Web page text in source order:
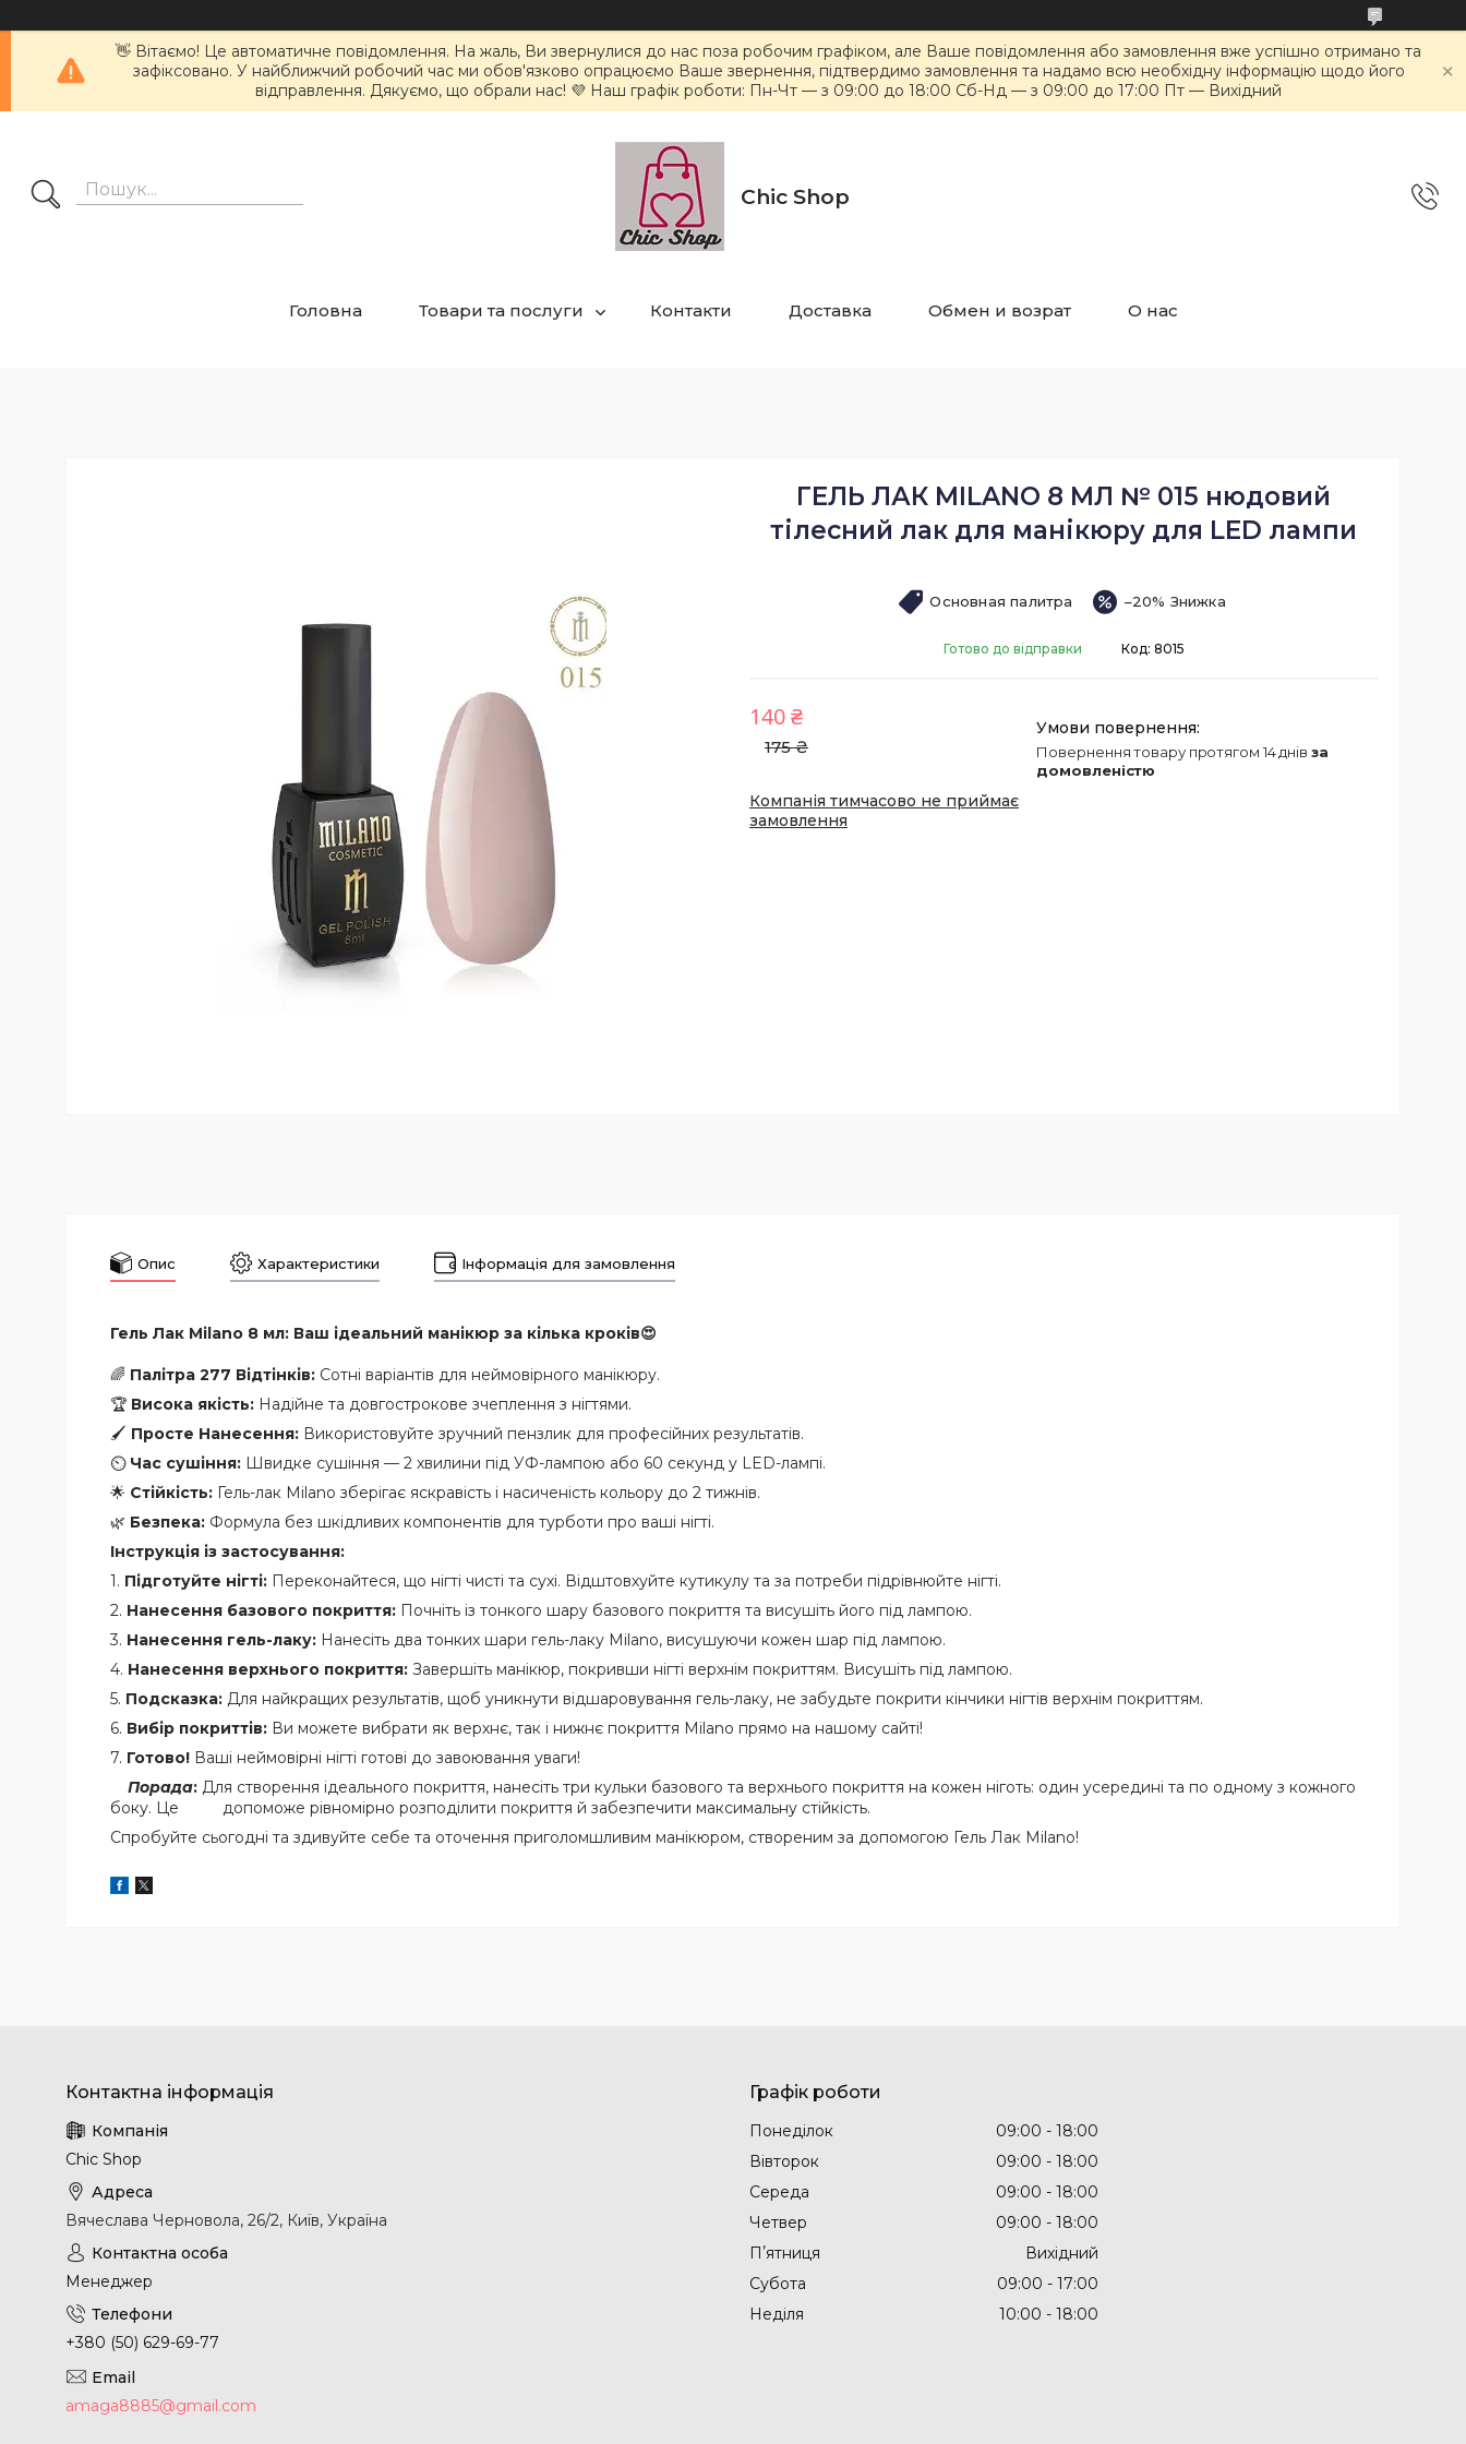
👋 Вітаємо! Це автоматичне повідомлення. На жаль, Ви звернулися до нас поза робочим графіком, але Ваше повідомлення або замовлення вже успішно отримано та
зафіксовано. У найближчий робочий час ми обов'язково опрацюємо Ваше звернення, підтвердимо замовлення та надамо всю необхідну інформацію щодо його
відправлення. Дякуємо, що обрали нас! 💜 Наш графік роботи: Пн-Чт — з 09:00 до 18:00 Сб-Нд — з 09:00 до 17:00 Пт — Вихідний
Chic Shop
Головна Товари та послуги Контакти Доставка Обмен и возрат О нас
ГЕЛЬ ЛАК MILANO 8 МЛ № 015 нюдовий
тілесний лак для манікюру для LED лампи
Основная палитра –20%
Готово до відправки Код: 8015
175 ₴
140 ₴
Компанія тимчасово не приймає
замовлення
повернення товару протягом 14 днів за
домовленістю
Опис Характеристики Інформація для замовлення
Гель Лак Milano 8 мл: Ваш ідеальний манікюр за кілька кроків😍
🌈 Палітра 277 Відтінків: Сотні варіантів для неймовірного манікюру.
🏆 Висока якість: Надійне та довгострокове зчеплення з нігтями.
🖌️ Просте Нанесення: Використовуйте зручний пензлик для професійних результатів.
⏲️ Час сушіння: Швидке сушіння — 2 хвилини під УФ-лампою або 60 секунд у LED-лампі.
🌟 Стійкість: Гель-лак Milano зберігає яскравість і насиченість кольору до 2 тижнів.
🌿 Безпека: Формула без шкідливих компонентів для турботи про ваші нігті.
Інструкція із застосування:
1. Підготуйте нігті: Переконайтеся, що нігті чисті та сухі. Відштовхуйте кутикулу та за потреби підрівнюйте нігті.
2. Нанесення базового покриття: Почніть із тонкого шару базового покриття та висушіть його під лампою.
3. Нанесення гель-лаку: Нанесіть два тонких шари гель-лаку Milano, висушуючи кожен шар під лампою.
4. Нанесення верхнього покриття: Завершіть манікюр, покривши нігті верхнім покриттям. Висушіть під лампою.
5. Подсказка: Для найкращих результатів, щоб уникнути відшаровування гель-лаку, не забудьте покрити кінчики нігтів верхнім покриттям.
6. Вибір покриттів: Ви можете вибрати як верхнє, так і нижнє покриття Milano прямо на нашому сайті!
7. Готово! Ваші неймовірні нігті готові до завоювання уваги!
Порада: Для створення ідеального покриття, нанесіть три кульки базового та верхнього покриття на кожен ніготь: один усередині та по одному з кожного
боку. Це допоможе рівномірно розподілити покриття й забезпечити максимальну стійкість.
Спробуйте сьогодні та здивуйте себе та оточення приголомшливим манікюром, створеним за допомогою Гель Лак Milano!
Chic Shop
Вячеслава Черновола, 26/2, Київ, Україна
Менеджер
+380 (50) 629-69-77
amaga8885@gmail.com
Графік роботи
Понеділок 09:00
18:00
Вівторок
09:00
18:00
Середа
09:00
18:00
Четвер
09:00
18:00
Пʼятниця
Вихідний
Субота
09:00
17:00
Неділя
10:00 18:00